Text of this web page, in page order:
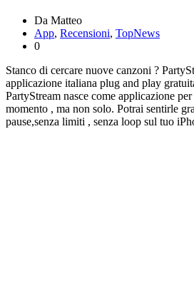
Da Matteo
App, Recensioni, TopNews
0
Stanco di cercare nuove canzoni ?
applicazione italiana plug and play
PartyStream nasce come applicazione
momento , ma non solo. Potrai sentirle
pause,senza limiti , senza loop sul tuo